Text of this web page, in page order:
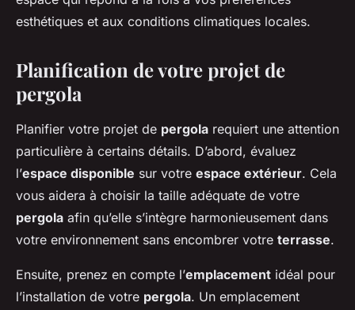
esthétiques et aux conditions climatiques locales.
Planification de votre projet de
pergola
Planifier votre projet de pergola requiert une attention
particulière à certains détails. D’abord, évaluez
l’espace disponible sur votre espace extérieur. Cela
vous aidera à choisir la taille adéquate de votre
pergola afin qu’elle s’intègre harmonieusement dans
votre environnement sans encombrer votre terrasse.
Ensuite, prenez en compte l’emplacement idéal pour
l’installation de votre pergola. Un emplacement